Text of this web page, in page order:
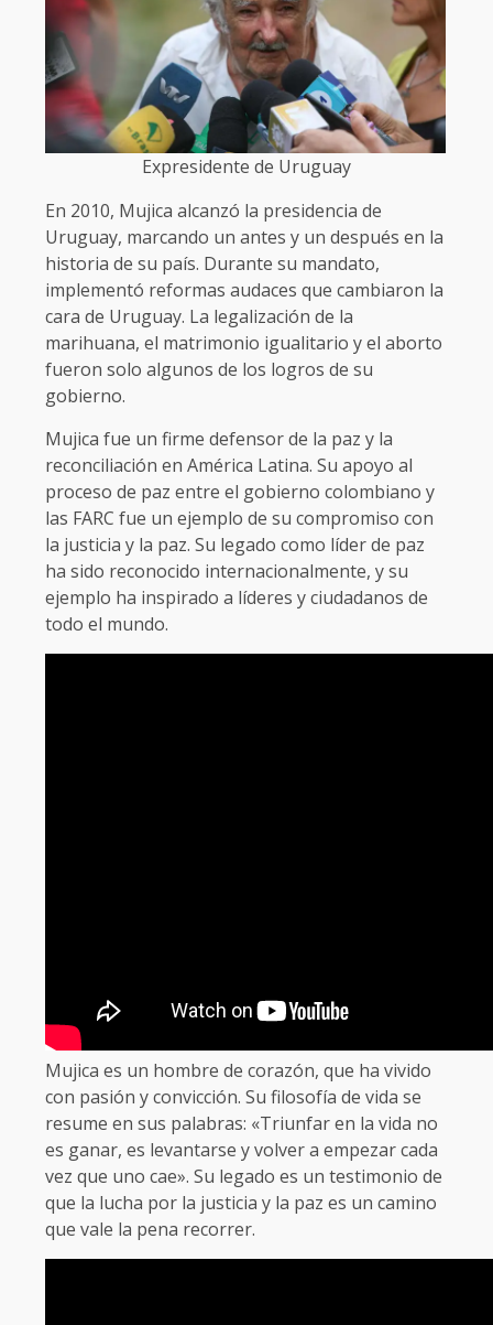
Expresidente de Uruguay
En 2010, Mujica alcanzó la presidencia de
Uruguay, marcando un antes y un después en la
historia de su país. Durante su mandato,
implementó reformas audaces que cambiaron la
cara de Uruguay. La legalización de la
marihuana, el matrimonio igualitario y el aborto
fueron solo algunos de los logros de su
gobierno.
Mujica fue un firme defensor de la paz y la
reconciliación en América Latina. Su apoyo al
proceso de paz entre el gobierno colombiano y
las FARC fue un ejemplo de su compromiso con
la justicia y la paz. Su legado como líder de paz
ha sido reconocido internacionalmente, y su
ejemplo ha inspirado a líderes y ciudadanos de
todo el mundo.
Mujica es un hombre de corazón, que ha vivido
con pasión y convicción. Su filosofía de vida se
resume en sus palabras: «Triunfar en la vida no
es ganar, es levantarse y volver a empezar cada
vez que uno cae». Su legado es un testimonio de
que la lucha por la justicia y la paz es un camino
que vale la pena recorrer.